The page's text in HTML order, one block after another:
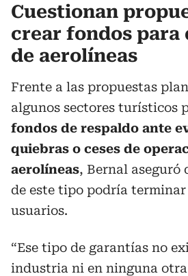
Cuestionan
crear fondos para
de aerolíneas
Frente a las propuestas
algunos sectores turísticos
fondos de respaldo ante
quiebras o ceses de
aerolíneas, Bernal aseguró
de este tipo podría
usuarios.
“Ese tipo de garantías no
industria ni en ninguna